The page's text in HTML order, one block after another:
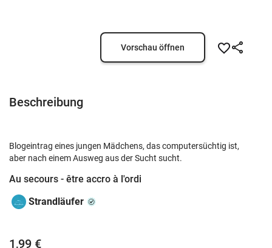
Vorschau öffnen
Beschreibung
Blogeintrag eines jungen Mädchens, das computersüchtig ist,
aber nach einem Ausweg aus der Sucht sucht.
Au secours - être accro à l'ordi
Strandläufer
1,99 €